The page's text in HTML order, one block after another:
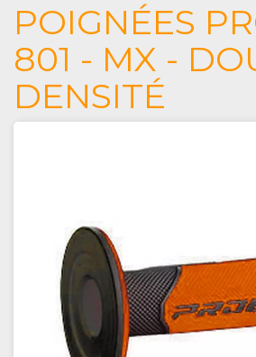
POIGNÉES
801 - MX -
DENSITÉ